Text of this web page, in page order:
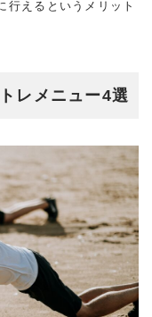
行えるというメリット
レメニュー4選